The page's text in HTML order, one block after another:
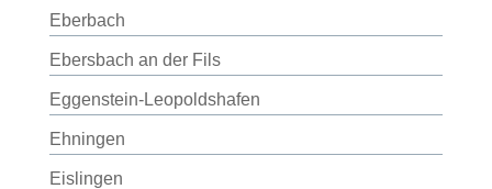
Eberbach
Ebersbach an der Fils
Eggenstein-Leopoldshafen
Ehningen
Eislingen